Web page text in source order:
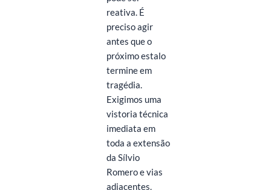
reativa. É
preciso agir
antes que o
próximo estalo
termine em
tragédia.
Exigimos uma
vistoria técnica
imediata em
toda a extensão
da Sílvio
Romero e vias
adjacentes.